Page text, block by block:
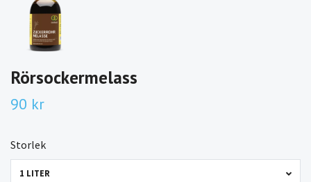
Rörsockermelass
90 kr
Storlek
1 LITER